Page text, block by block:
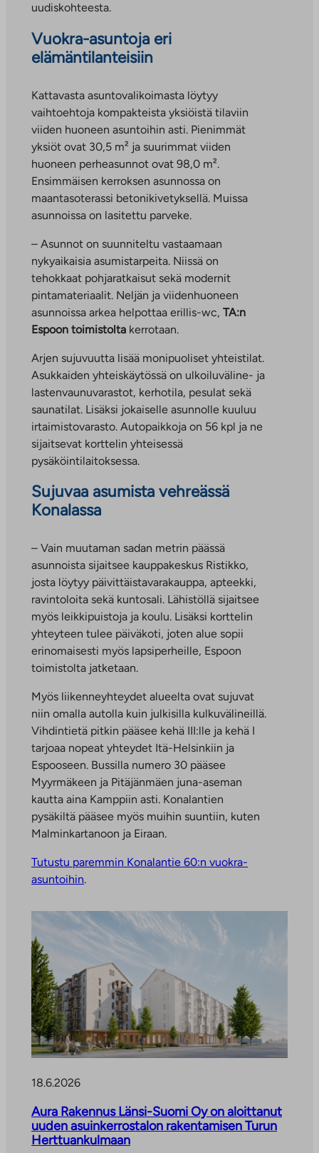
uudiskohteesta.
Vuokra-asuntoja eri
elämäntilanteisiin
Kattavasta asuntovalikoimasta löytyy
vaihtoehtoja kompakteista yksiöistä tilaviin
viiden huoneen asuntoihin asti. Pienimmät
yksiöt ovat 30,5 m² ja suurimmat viiden
huoneen perheasunnot ovat 98,0 m².
Ensimmäisen kerroksen asunnossa on
maantasoterassi betonikivetyksellä. Muissa
asunnoissa on lasitettu parveke.
– Asunnot on suunniteltu vastaamaan
nykyaikaisia asumistarpeita. Niissä on
tehokkaat pohjaratkaisut sekä modernit
pintamateriaalit. Neljän ja viidenhuoneen
asunnoissa arkea helpottaa erillis-wc, TA:n
Espoon toimistolta kerrotaan.
Arjen sujuvuutta lisää monipuoliset yhteistilat.
Asukkaiden yhteiskäytössä on ulkoiluväline- ja
lastenvaunuvarastot, kerhotila, pesulat sekä
saunatilat. Lisäksi jokaiselle asunnolle kuuluu
irtaimistovarasto. Autopaikkoja on 56 kpl ja ne
sijaitsevat korttelin yhteisessä
pysäköintilaitoksessa.
Sujuvaa asumista vehreässä
Konalassa
– Vain muutaman sadan metrin päässä
asunnoista sijaitsee kauppakeskus Ristikko,
josta löytyy päivittäistavarakauppa, apteekki,
ravintoloita sekä kuntosali. Lähistöllä sijaitsee
myös leikkipuistoja ja koulu. Lisäksi korttelin
yhteyteen tulee päiväkoti, joten alue sopii
erinomaisesti myös lapsiperheille, Espoon
toimistolta jatketaan.
Myös liikenneyhteydet alueelta ovat sujuvat
niin omalla autolla kuin julkisilla kulkuvälineillä.
Vihdintietä pitkin pääsee kehä III:lle ja kehä I
tarjoaa nopeat yhteydet Itä-Helsinkiin ja
Espooseen. Bussilla numero 30 pääsee
Myyrmäkeen ja Pitäjänmäen juna-aseman
kautta aina Kamppiin asti. Konalantien
pysäkiltä pääsee myös muihin suuntiin, kuten
Malminkartanoon ja Eiraan.
Tutustu paremmin Konalantie 60:n vuokra-
asuntoihin.
18.6.2026
Aura Rakennus Länsi-Suomi Oy on aloittanut
uuden asuinkerrostalon rakentamisen Turun
Herttuankulmaan